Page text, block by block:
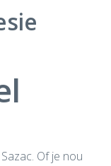
Of je nou